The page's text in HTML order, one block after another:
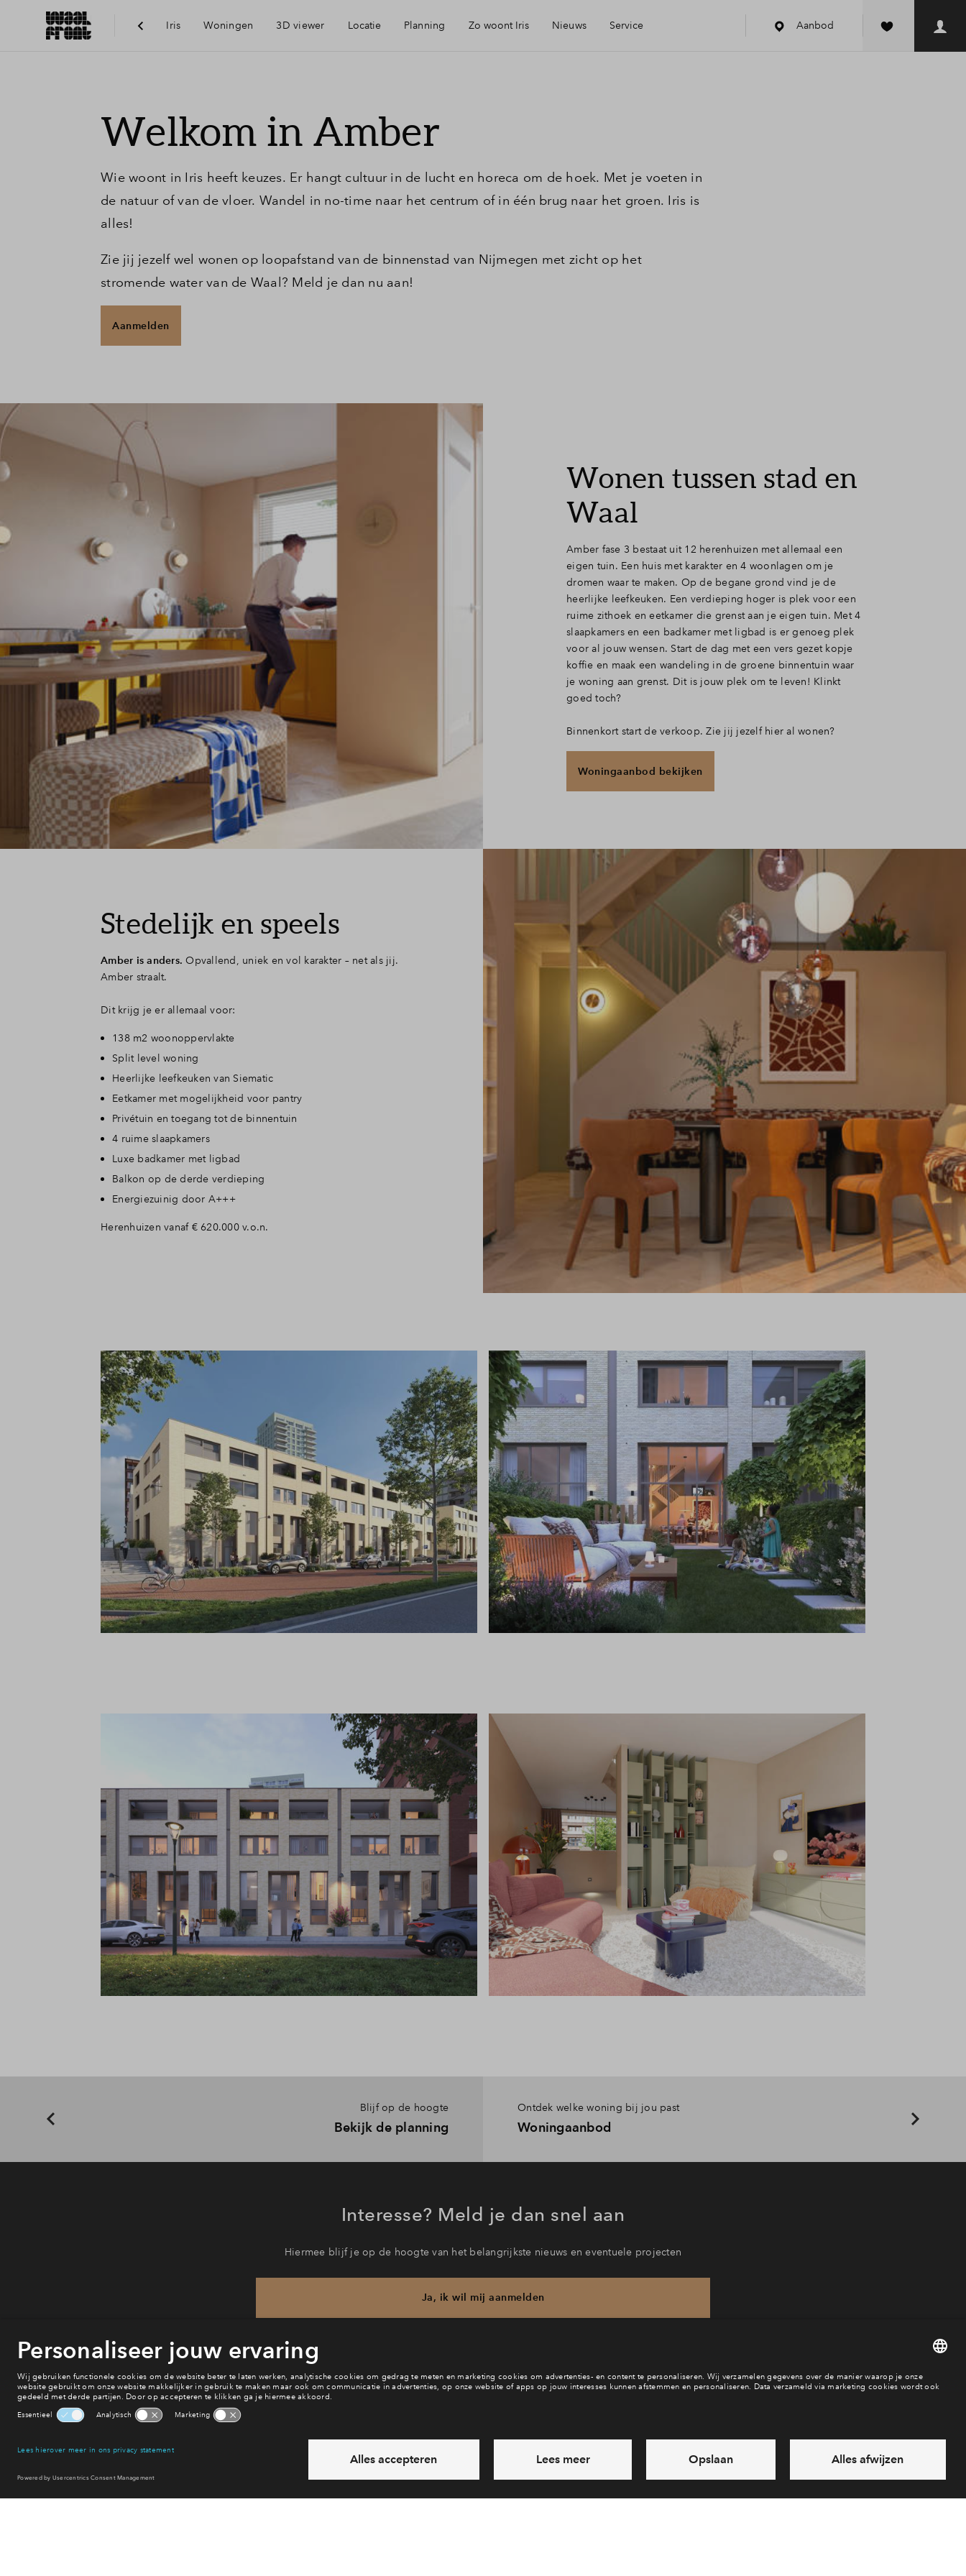
Iris Woningen 3D viewer Locatie
Voorzieningen
Visie
Nijmegen
Planning Zo woont Iris
Keuken: Iris by Siematic
Blog: Iris verhuist
Nieuws Service
Financiering
Aanbod
Welkom in Amber
Wie woont in Iris heeft keuzes. Er hangt cultuur in de lucht en horeca om de hoek. Met je voeten in
de natuur of van de vloer. Wandel in no-time naar het centrum of in één brug naar het groen. Iris is
alles!
Zie jij jezelf wel wonen op loopafstand van de binnenstad van Nijmegen met zicht op het
stromende water van de Waal? Meld je dan nu aan!
Aanmelden
Wonen tussen stad en
Waal
Amber fase 3 bestaat uit 12 herenhuizen met allemaal een
eigen tuin. Een huis met karakter en 4 woonlagen om je
dromen waar te maken. Op de begane grond vind je de
heerlijke leefkeuken. Een verdieping hoger is plek voor een
ruime zithoek en eetkamer die grenst aan je eigen tuin. Met 4
slaapkamers en een badkamer met ligbad is er genoeg plek
voor al jouw wensen. Start de dag met een vers gezet kopje
koffie en maak een wandeling in de groene binnentuin waar
je woning aan grenst. Dit is jouw plek om te leven! Klinkt
goed toch?
Binnenkort start de verkoop. Zie jij jezelf hier al wonen?
Woningaanbod bekijken
Stedelijk en speels
Amber is anders. Opvallend, uniek en vol karakter – net als jij.
Amber straalt.
Dit krijg je er allemaal voor:
138 m2 woonoppervlakte
Split level woning
Heerlijke leefkeuken van Siematic
Eetkamer met mogelijkheid voor pantry
Privétuin en toegang tot de binnentuin
4 ruime slaapkamers
Luxe badkamer met ligbad
Balkon op de derde verdieping
Energiezuinig door A+++
Herenhuizen vanaf € 620.000 v.o.n.
Blijf op de hoogte
Bekijk de planning
Ontdek welke woning bij jou past
Woningaanbod
Interesse? Meld je dan snel aan
Hiermee blijf je op de hoogte van het belangrijkste nieuws en eventuele projecten
Ja, ik wil mij aanmelden
Heb je een vraag en wil je direct antwoord? Bel ons op
6 dagen per week beschikbaar (behalve tijdens feestdagen)
via chat en telefoon